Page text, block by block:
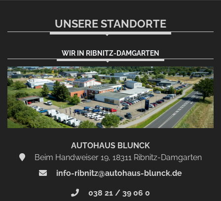
UNSERE STANDORTE
WIR IN RIBNITZ-DAMGARTEN
AUTOHAUS BLUNCK
Beim Handweiser 19, 18311 Ribnitz-Damgarten
info-ribnitz@autohaus-blunck.de
038 21 / 39 06 0